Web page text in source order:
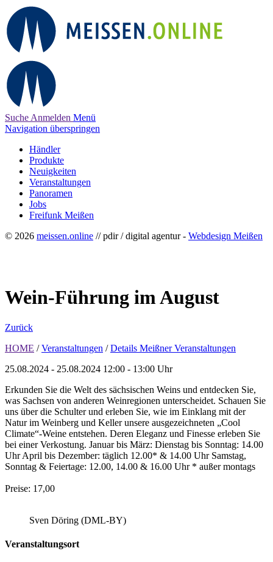
Suche Anmelden Menü
Navigation überspringen
Händler
Produkte
Neuigkeiten
Veranstaltungen
Panoramen
Jobs
Freifunk Meißen
© 2026 meissen.online // pdir / digital agentur - Webdesign Meißen
Wein-Führung im August
Zurück
HOME / Veranstaltungen / Details Meißner Veranstaltungen
25.08.2024 - 25.08.2024 12:00 - 13:00 Uhr
Erkunden Sie die Welt des sächsischen Weins und entdecken Sie,
was Sachsen von anderen Weinregionen unterscheidet. Schauen Sie
uns über die Schulter und erleben Sie, wie im Einklang mit der
Natur im Weinberg und Keller unsere ausgezeichneten „Cool
Climate“-Weine entstehen. Deren Eleganz und Finesse erleben Sie
bei einer Verkostung. Januar bis März: Dienstag bis Sonntag: 14.00
Uhr April bis Dezember: täglich 12.00* & 14.00 Uhr Samstag,
Sonntag & Feiertage: 12.00, 14.00 & 16.00 Uhr * außer montags
Preise: 17,00
Sven Döring (DML-BY)
Veranstaltungsort